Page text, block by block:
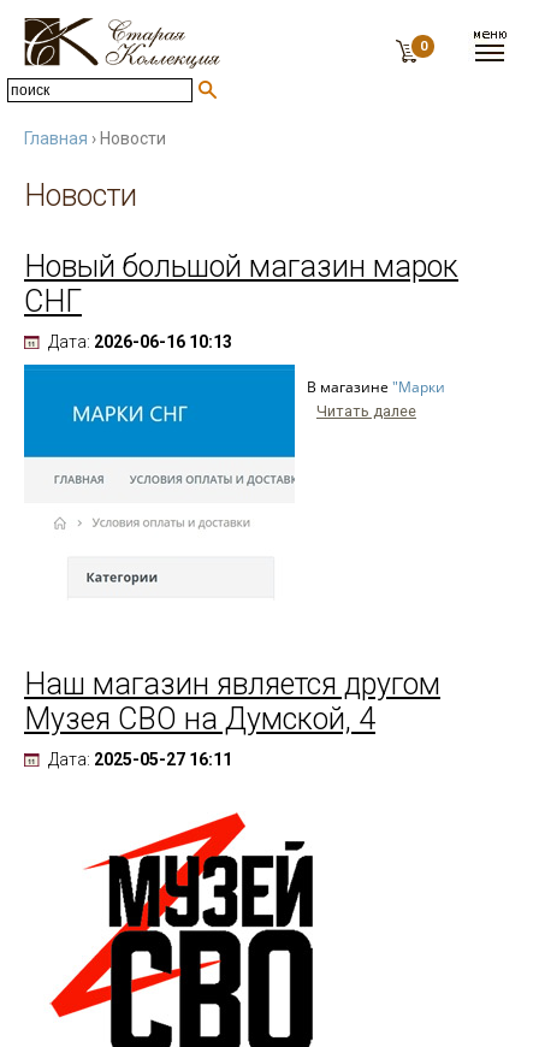
0
Главная › Новости
Новости
Новый большой магазин марок
СНГ
Дата: 2026-06-16 10:13
В магазине "Марки
Читать далее
Наш магазин является другом
Музея СВО на Думской, 4
Дата: 2025-05-27 16:11